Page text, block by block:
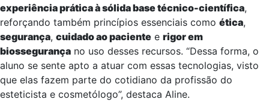
experiência prática à sólida base técnico-científica,
reforçando também princípios essenciais como ética,
segurança, cuidado ao paciente e rigor em
biossegurança no uso desses recursos. “Dessa forma, o
aluno se sente apto a atuar com essas tecnologias, visto
que elas fazem parte do cotidiano da profissão do
esteticista e cosmetólogo”, destaca Aline.